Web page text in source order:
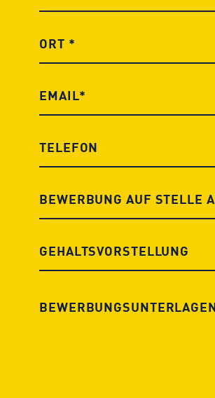
BEWERBUNGS­UNTERLAGEN